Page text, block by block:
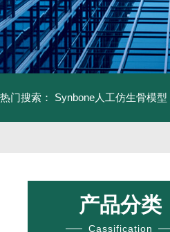
热门搜索： Synbone人工仿生骨模型
产品分类
Cassification